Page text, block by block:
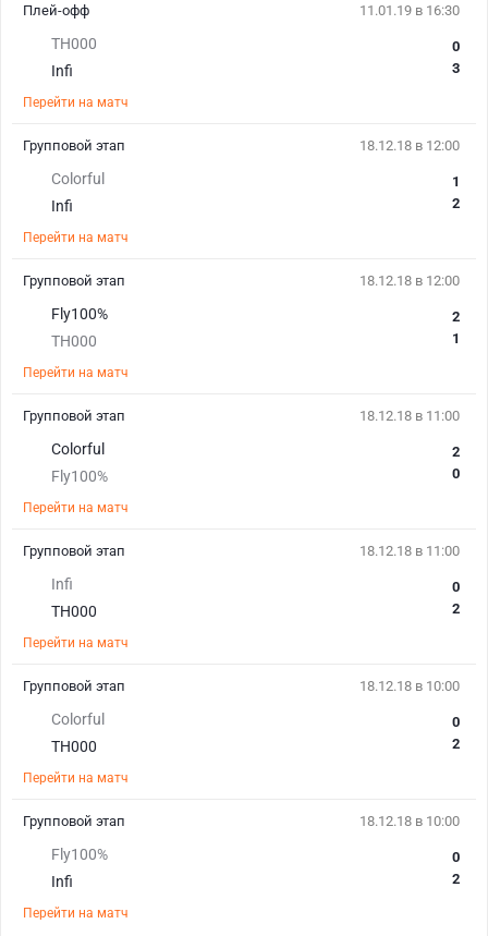
11.01.19 в 16:30
TH000
Infi
0
3
Перейти на матч
Плей-офф
18.12.18 в 12:00
Colorful
Infi
1
2
Перейти на матч
Групповой этап
18.12.18 в 12:00
Fly100%
TH000
2
1
Перейти на матч
Групповой этап
18.12.18 в 11:00
Colorful
Fly100%
2
0
Перейти на матч
Групповой этап
18.12.18 в 11:00
Infi
TH000
0
2
Перейти на матч
Групповой этап
18.12.18 в 10:00
Colorful
TH000
0
2
Перейти на матч
Групповой этап
18.12.18 в 10:00
Fly100%
Infi
0
2
Перейти на матч
Групповой этап